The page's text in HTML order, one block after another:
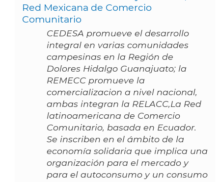
Red Mexicana de Comercio
Comunitario
CEDESA promueve el desarrollo
integral en varias comunidades
campesinas en la Región de
Dolores Hidalgo Guanajuato; la
REMECC promueve la
comercializacion a nivel nacional,
ambas integran la RELACC,La Red
latinoamericana de Comercio
Comunitario, basada en Ecuador.
Se inscriben en el ámbito de la
economía solidaria que implica una
organización para el mercado y
para el autoconsumo y un consumo